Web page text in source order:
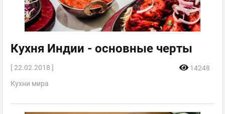
Кухня Индии - основные черты
[ 22.02.2018 ]
14248
Кухни мира